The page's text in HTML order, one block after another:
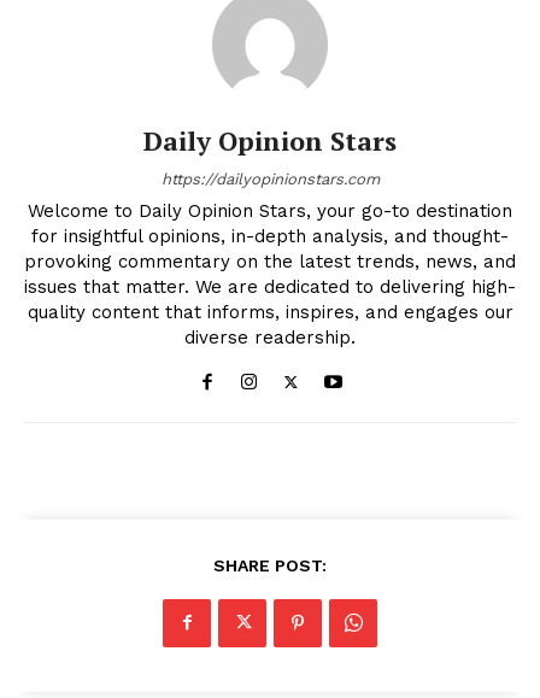
Daily Opinion Stars
https://dailyopinionstars.com
Welcome to Daily Opinion Stars, your go-to destination
for insightful opinions, in-depth analysis, and thought-
provoking commentary on the latest trends, news, and
issues that matter. We are dedicated to delivering high-
quality content that informs, inspires, and engages our
diverse readership.
SHARE POST: